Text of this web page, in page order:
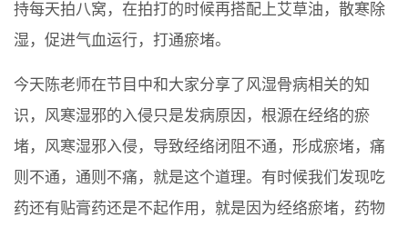
持每天拍八窝，在拍打的时候再搭配上艾草油，散寒除
湿，促进气血运行，打通瘀堵。
今天陈老师在节目中和大家分享了风湿骨病相关的知
识，风寒湿邪的入侵只是发病原因，根源在经络的瘀
堵，风寒湿邪入侵，导致经络闭阻不通，形成瘀堵，痛
则不通，通则不痛，就是这个道理。有时候我们发现吃
药还有贴膏药还是不起作用，就是因为经络瘀堵，药物